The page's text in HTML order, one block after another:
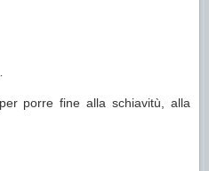
porre fine alla schiavitù, alla